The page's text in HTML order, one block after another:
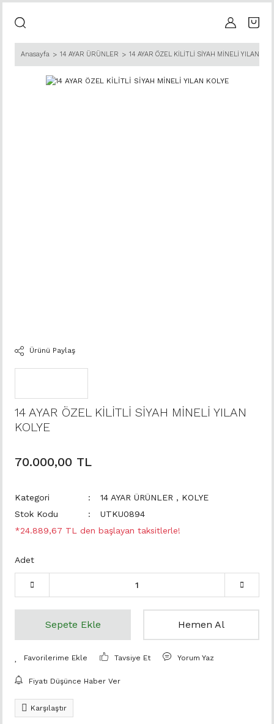
Anasayfa 14 AYAR ÜRÜNLER 14 AYAR ÖZEL KİLİTLİ SİYAH MİNELİ YILAN
Ürünü Paylaş
14 AYAR ÖZEL KİLİTLİ SİYAH MİNELİ YILAN
KOLYE
70.000,00 TL
Kategori 14 AYAR ÜRÜNLER , KOLYE
Stok Kodu
UTKU0894
*24.889,67 TL den başlayan taksitlerle!
Adet
Sepete Ekle Hemen Al
Tavsiye Et Yorum Yaz
Fiyatı Düşünce Haber Ver
Karşılaştır